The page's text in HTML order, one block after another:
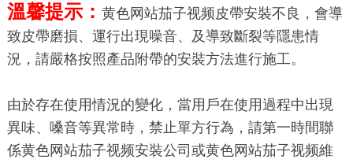
溫馨提示： 黄色网站茄子视频皮帶安裝不良，會導
致皮帶磨損、運行出現噪音、及導致斷裂等隱患情
況，請嚴格按照產品附帶的安裝方法進行施工。
由於存在使用情況的變化，當用戶在使用過程中出現
異味、嗓音等異常時，禁止單方行為，請第一時間聯
係黄色网站茄子视频安裝公司或黄色网站茄子视频維